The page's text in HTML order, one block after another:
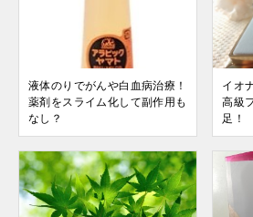
液体のりでがんや白血病治療！
薬剤をスライム化して副作用も
なし？
イオ
高級
足！